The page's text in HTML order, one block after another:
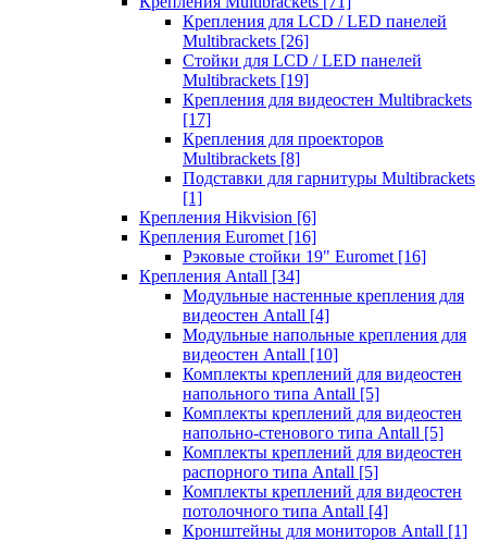
Крепления для LCD / LED панелей
Multibrackets [26]
Стойки для LCD / LED панелей
Multibrackets [19]
Крепления для видеостен Multibrackets
[17]
Крепления для проекторов
Multibrackets [8]
Подставки для гарнитуры Multibrackets
[1]
Крепления Hikvision [6]
Крепления Euromet [16]
Рэковые стойки 19" Euromet [16]
Крепления Antall [34]
Модульные настенные крепления для
видеостен Antall [4]
Модульные напольные крепления для
видеостен Antall [10]
Комплекты креплений для видеостен
напольного типа Antall [5]
Комплекты креплений для видеостен
напольно-стенового типа Antall [5]
Комплекты креплений для видеостен
распорного типа Antall [5]
Комплекты креплений для видеостен
потолочного типа Antall [4]
Кронштейны для мониторов Antall [1]